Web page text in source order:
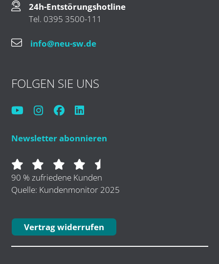
24h-Entstörungshotline
Tel. 0395 3500-111
info@neu-sw.de
FOLGEN SIE UNS
Newsletter abonnieren
90 % zufriedene Kunden
Quelle: Kundenmonitor 2025
Vertrag widerrufen